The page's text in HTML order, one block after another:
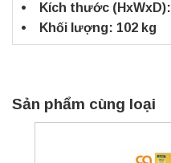
• Kích thước (HxWxD):
• Khối lượng: 102 kg
Sản phẩm cùng loại